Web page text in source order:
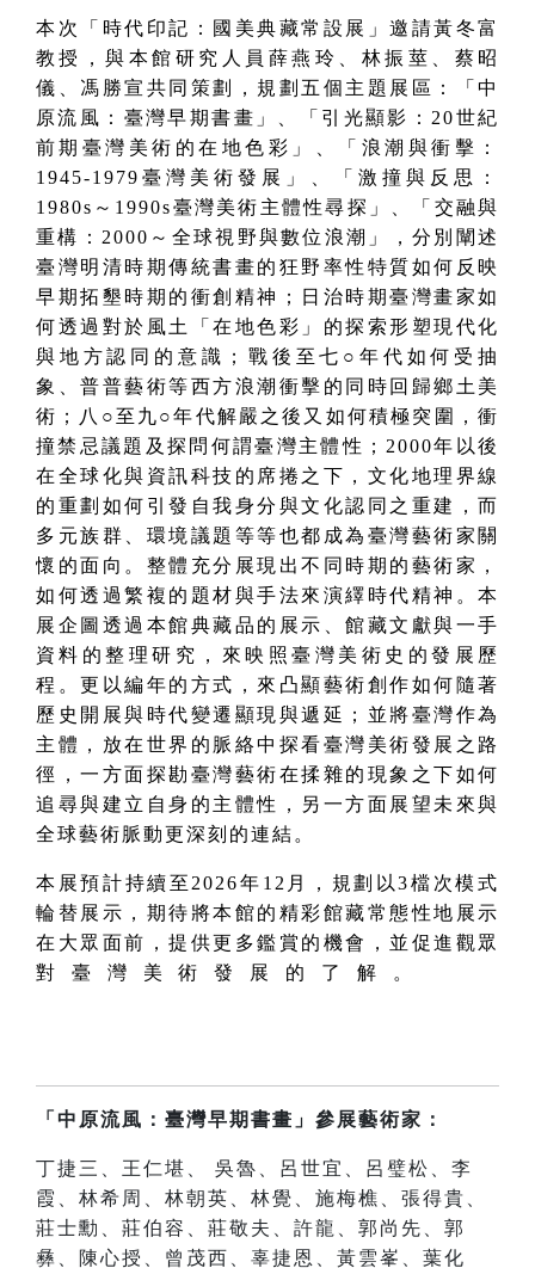
本次「時代印記：國美典藏常設展」邀請黃冬富
教授，與本館研究人員薛燕玲、林振莖、蔡昭
儀、馮勝宣共同策劃，規劃五個主題展區：「中
原流風：臺灣早期書畫」、「引光顯影：20世紀
前期臺灣美術的在地色彩」、「浪潮與衝擊：
1945-1979臺灣美術發展」、「激撞與反思：
1980s～1990s臺灣美術主體性尋探」、「交融與
重構：2000～全球視野與數位浪潮」，分別闡述
臺灣明清時期傳統書畫的狂野率性特質如何反映
早期拓墾時期的衝創精神；日治時期臺灣畫家如
何透過對於風土「在地色彩」的探索形塑現代化
與地方認同的意識；戰後至七○年代如何受抽
象、普普藝術等西方浪潮衝擊的同時回歸鄉土美
術；八○至九○年代解嚴之後又如何積極突圍，衝
撞禁忌議題及探問何謂臺灣主體性；2000年以後
在全球化與資訊科技的席捲之下，文化地理界線
的重劃如何引發自我身分與文化認同之重建，而
多元族群、環境議題等等也都成為臺灣藝術家關
懷的面向。整體充分展現出不同時期的藝術家，
如何透過繁複的題材與手法來演繹時代精神。本
展企圖透過本館典藏品的展示、館藏文獻與一手
資料的整理研究，來映照臺灣美術史的發展歷
程。更以編年的方式，來凸顯藝術創作如何隨著
歷史開展與時代變遷顯現與遞延；並將臺灣作為
主體，放在世界的脈絡中探看臺灣美術發展之路
徑，一方面探勘臺灣藝術在揉雜的現象之下如何
追尋與建立自身的主體性，另一方面展望未來與
全球藝術脈動更深刻的連結。
本展預計持續至2026年12月，規劃以3檔次模式
輪替展示，期待將本館的精彩館藏常態性地展示
在大眾面前，提供更多鑑賞的機會，並促進觀眾
對臺灣美術發展的了解。
「中原流風：臺灣早期書畫」參展藝術家：
丁捷三、王仁堪、
吳魯、呂世宜、呂璧松、李
霞、林希周、林朝英、林覺、施梅樵、張得貴、
莊士勳、莊伯容、莊敬夫、許龍、郭尚先、郭
彝、陳心授、曾茂西、辜捷恩、黃雲峯、葉化